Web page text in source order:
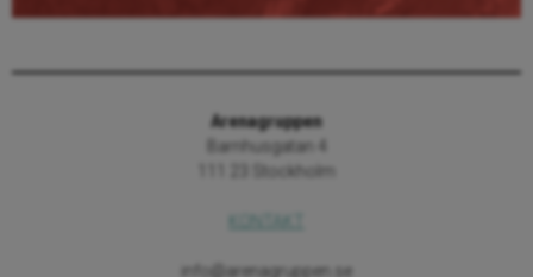
Arenagruppen
Barnhusgatan 4
111 23 Stockholm
info@arenagruppen.se